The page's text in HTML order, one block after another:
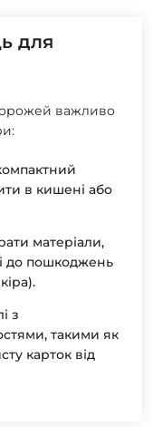
для
важливо
в кишені або
матеріали,
до пошкоджень
з
такими як
карток від